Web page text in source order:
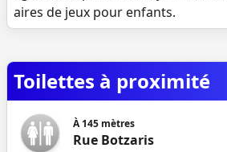
aires de jeux pour enfants.
Toilettes à proximité
À145 mètres
Rue Botzaris